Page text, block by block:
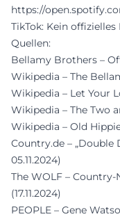
https://
TikTok: Kein
Quellen:
Bellamy Brothers –
Wikipedia – The
Wikipedia – Let Your
Wikipedia – The Two
Wikipedia – Old
Country.de – „Double
05.11.2024)
The WOLF – Country-
(17.11.2024)
PEOPLE – Gene